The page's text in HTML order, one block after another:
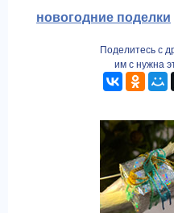
новогодние поделки
Поделитесь с
им с нужна